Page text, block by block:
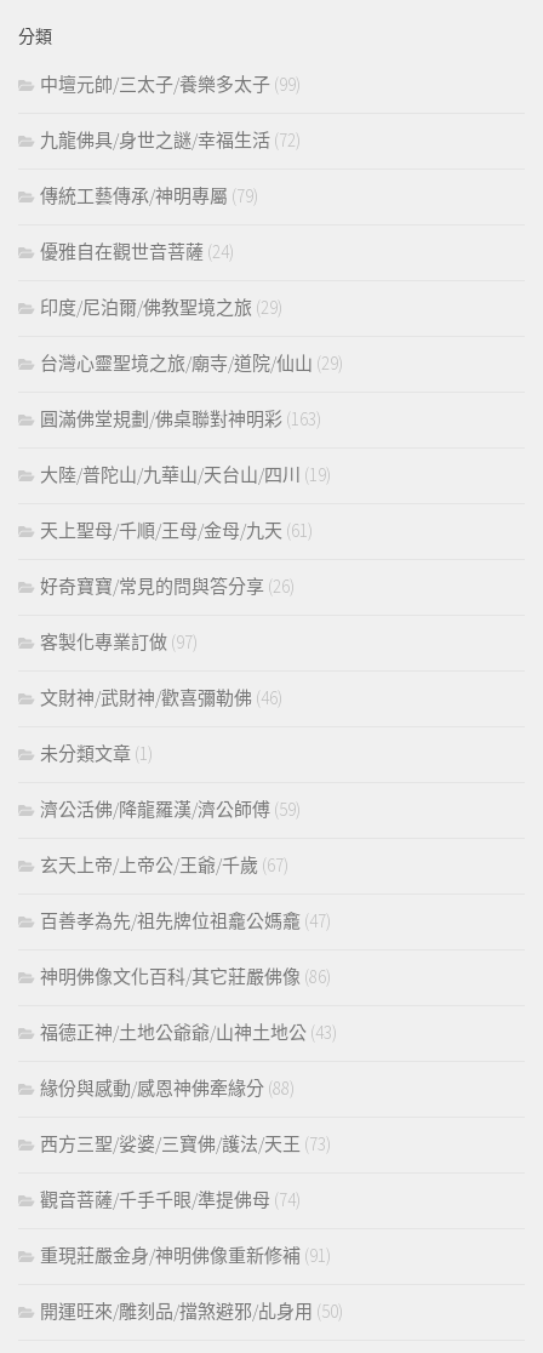
字:
分類
中壇元帥/三太子/養樂多太子 (99)
九龍佛具/身世之謎/幸福生活 (72)
傳統工藝傳承/神明專屬 (79)
優雅自在觀世音菩薩 (24)
印度/尼泊爾/佛教聖境之旅 (29)
台灣心靈聖境之旅/廟寺/道院/仙山 (29)
圓滿佛堂規劃/佛桌聯對神明彩 (163)
大陸/普陀山/九華山/天台山/四川 (19)
天上聖母/千順/王母/金母/九天 (61)
好奇寶寶/常見的問與答分享 (26)
客製化專業訂做 (97)
文財神/武財神/歡喜彌勒佛 (46)
未分類文章 (1)
濟公活佛/降龍羅漢/濟公師傅 (59)
玄天上帝/上帝公/王爺/千歲 (67)
百善孝為先/祖先牌位祖龕公媽龕 (47)
神明佛像文化百科/其它莊嚴佛像 (86)
福德正神/土地公爺爺/山神土地公 (43)
緣份與感動/感恩神佛牽緣分 (88)
西方三聖/娑婆/三寶佛/護法/天王 (73)
觀音菩薩/千手千眼/準提佛母 (74)
重現莊嚴金身/神明佛像重新修補 (91)
開運旺來/雕刻品/擋煞避邪/乩身用 (50)